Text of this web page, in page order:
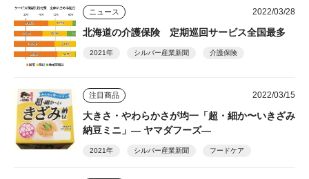
ニュース 2022/03/28
北海道の介護保険 定期巡回サービス全国最多
2021年 シルバー産業新聞 介護保険
注目商品 2022/03/15
大きさ・やわらかさが均一「超・細か〜いきざみ
納豆ミニ」― ヤマダフーズ―
2021年 シルバー産業新聞 フードケア